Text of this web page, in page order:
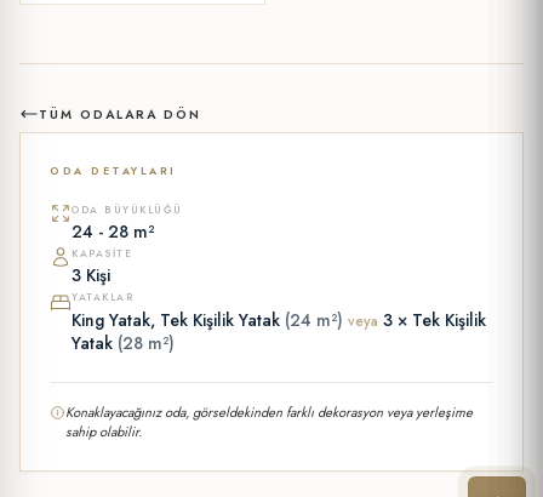
TÜM ODALARA DÖN
ODA DETAYLARI
ODA BÜYÜKLÜĞÜ
24 - 28 m²
KAPASITE
3 Kişi
YATAKLAR
King Yatak, Tek Kişilik Yatak (24 m²) veya 3 × Tek Kişilik
Yatak (28 m²)
Konaklayacağınız oda, görseldekinden farklı dekorasyon veya yerleşime
sahip olabilir.